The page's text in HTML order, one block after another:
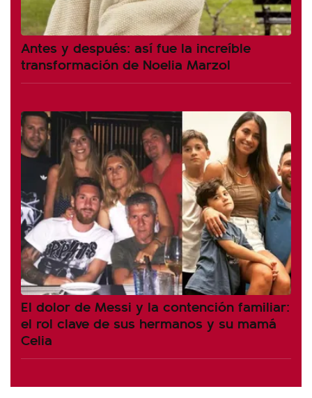
Antes y después: así fue la increíble
transformación de Noelia Marzol
El dolor de Messi y la contención familiar:
el rol clave de sus hermanos y su mamá
Celia